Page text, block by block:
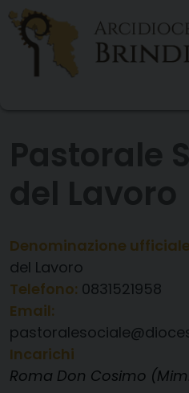
Skip
content
Denominazione
del Lavoro
Telefono: 0831521958
Email:
Incarichi
Roma Don Cosimo